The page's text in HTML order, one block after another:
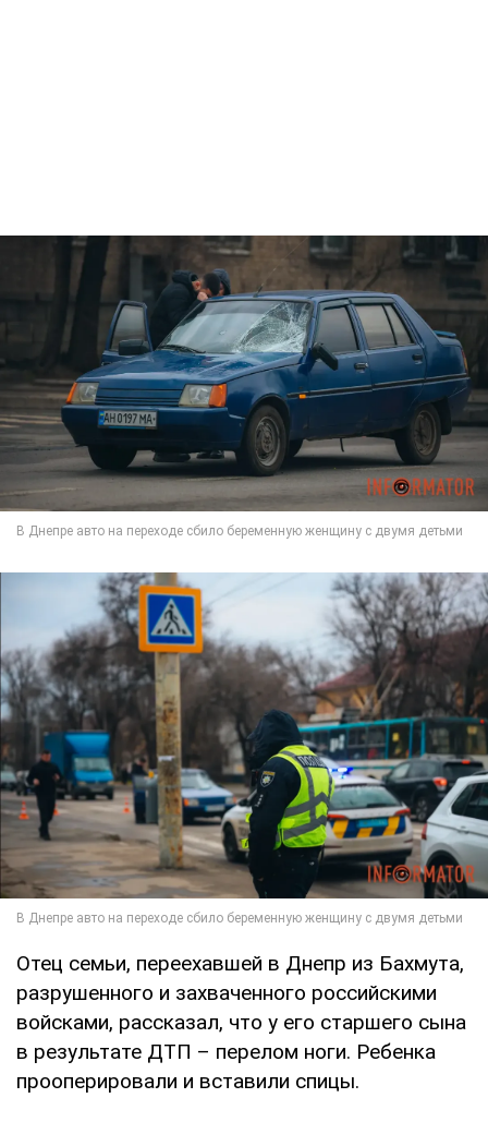
Отец семьи, переехавшей в Днепр из Бахмута,
разрушенного и захваченного российскими
войсками, рассказал, что у его старшего сына
в результате ДТП – перелом ноги. Ребенка
прооперировали и вставили спицы.